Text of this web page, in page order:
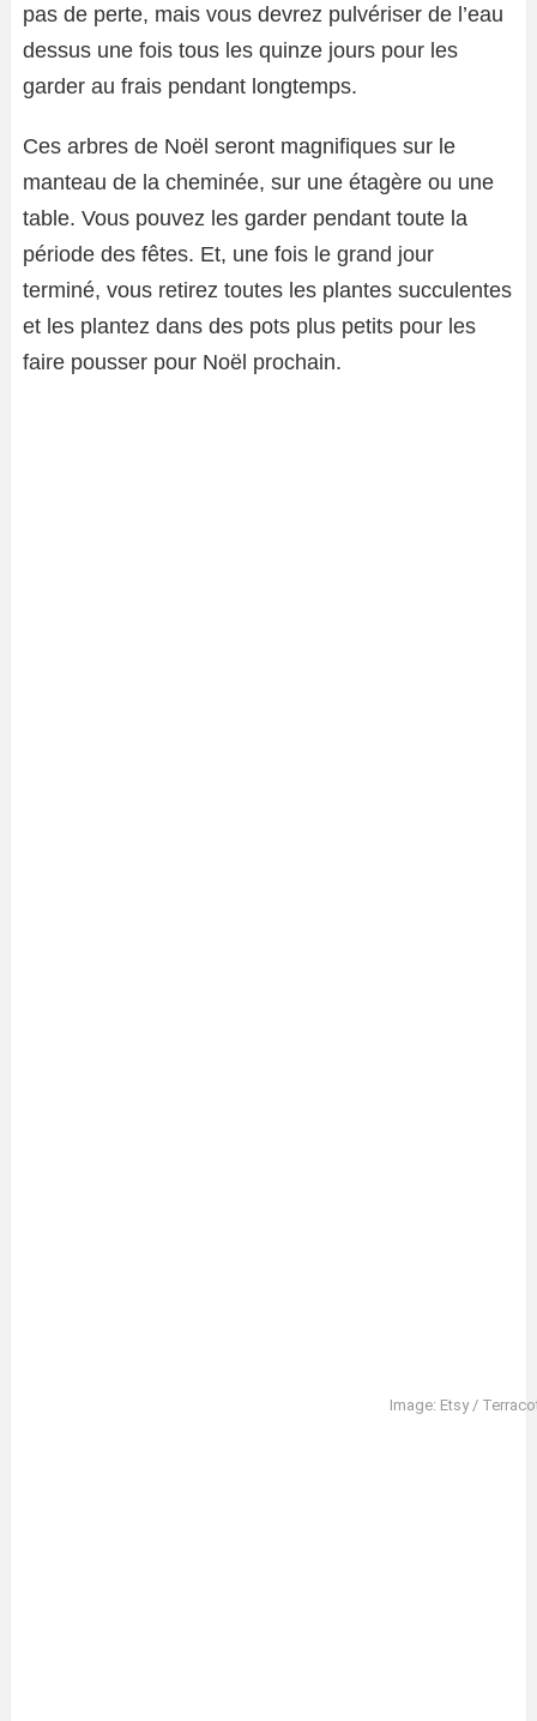
pas de perte, mais vous devrez pulvériser de l’eau
dessus une fois tous les quinze jours pour les
garder au frais pendant longtemps.
Ces arbres de Noël seront magnifiques sur le
manteau de la cheminée, sur une étagère ou une
table. Vous pouvez les garder pendant toute la
période des fêtes. Et, une fois le grand jour
terminé, vous retirez toutes les plantes succulentes
et les plantez dans des pots plus petits pour les
faire pousser pour Noël prochain.
Image: Etsy /